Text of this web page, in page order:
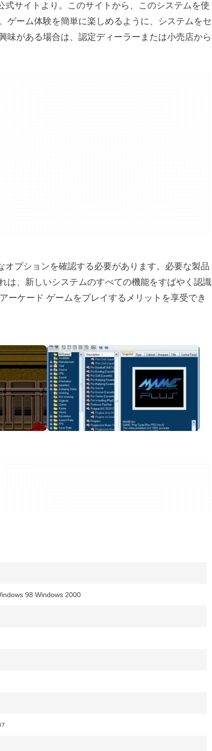
サイトより。このサイトから、このシステムを使
ゲーム体験を簡単に楽しめるように、システムをセ
味がある場合は、認定ディーラーまたは小売店から
プションを確認する必要があります。必要な製品
は、新しいシステムのすべての機能をすばやく認識
ーケード ゲームをプレイするメリットを享受でき
98 Windows 2000